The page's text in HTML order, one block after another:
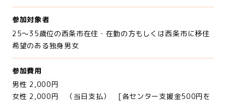
参加対象者
25～35歳位の西条市在住・在勤の方もしくは西条市に移住
希望のある独身男女
参加費用
男性 2,000円
女性 2,000円 （当日支払） [各センター支援金500円を